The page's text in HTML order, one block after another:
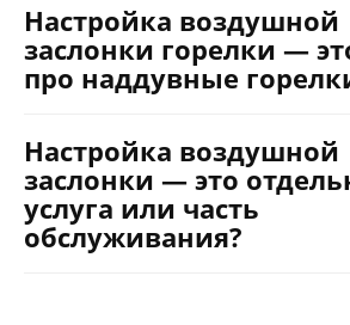
Настройка воздушной
заслонки горелки —
про наддувные
Настройка воздушной
заслонки — это
услуга или часть
обслуживания?